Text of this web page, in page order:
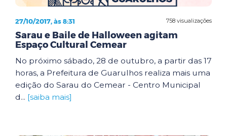
758 visualizações
27/10/2017, às 8:31
Sarau e Baile de Halloween agitam
Espaço Cultural Cemear
No próximo sábado, 28 de outubro, a partir das 17
horas, a Prefeitura de Guarulhos realiza mais uma
edição do Sarau do Cemear - Centro Municipal
d... [saiba mais]